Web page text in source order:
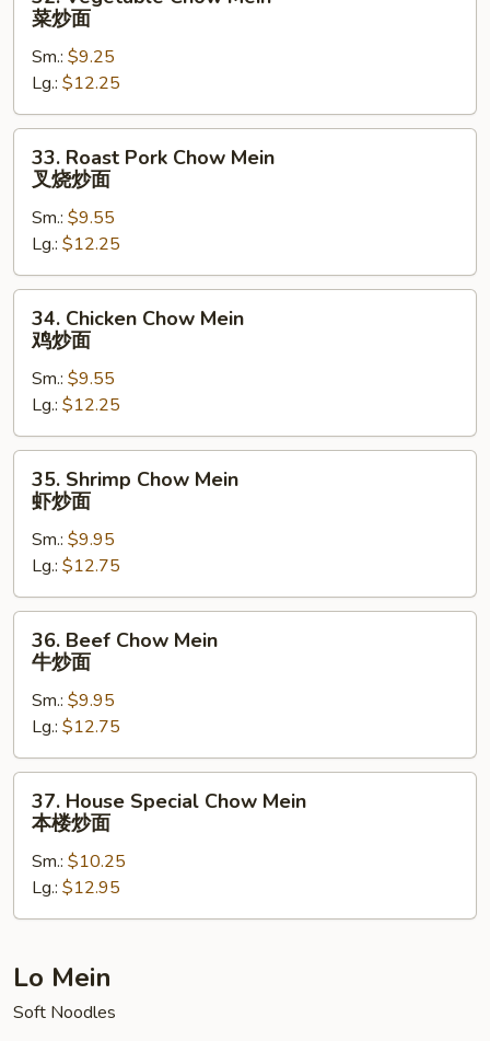
Vegetable
Chow
Mein
炒
面
菜炒面
Sm.: $9.25
Lg.: $12.25
Roast
Pork
Chow
Mein
叉
烧
33. Roast Pork Chow Mein
叉烧炒面
Sm.: $9.55
Lg.: $12.25
Chicken
Chow
Mein
炒
面
34. Chicken Chow Mein
鸡炒面
Sm.: $9.55
Lg.: $12.25
Shrimp
Chow
Mein
炒
面
35. Shrimp Chow Mein
虾炒面
Sm.: $9.95
Lg.: $12.75
Beef
Chow
Mein
炒
面
36. Beef Chow Mein
牛炒面
Sm.: $9.95
Lg.: $12.75
House
Special
Chow
Mein
本
炒
37. House Special Chow Mein
本楼炒面
Sm.: $10.25
Lg.: $12.95
Lo Mein
Soft Noodles